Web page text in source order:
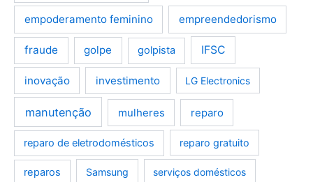
empoderamento feminino empreendedorismo
fraude golpe golpista IFSC
inovação investimento LG Electronics
manutenção mulheres reparo
reparo de eletrodomésticos reparo gratuito
reparos Samsung serviços domésticos